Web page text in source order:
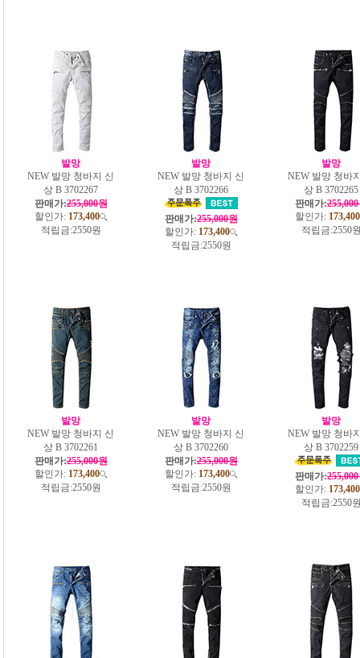
발망
NEW 발망 청바지 신
상 B 3702267
판매가:255,000원
할인가: 173,400
적립금:2550원
발망
NEW 발망 청바지 신
상 B 3702266
판매가:255,000원
할인가: 173,400
적립금:2550원
발망
NEW 발망 청바
상 B 3702265
판매가:
할인가: 173,400
적립금:2550
발망
NEW 발망 청바지 신
상 B 3702261
판매가:255,000원
할인가: 173,400
적립금:2550원
발망
NEW 발망 청바지 신
상 B 3702260
판매가:255,000원
할인가: 173,400
적립금:2550원
발망
NEW 발망 청바
상 B 3702259
판매가:
할인가: 173,400
적립금:2550